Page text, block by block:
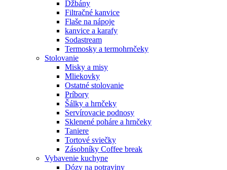
Džbány
Filtračné kanvice
Flaše na nápoje
kanvice a karafy
Sodastream
Termosky a termohrnčeky
Stolovanie
Misky a misy
Mliekovky
Ostatné stolovanie
Príbory
Šálky a hrnčeky
Servírovacie podnosy
Sklenené poháre a hrnčeky
Taniere
Tortové sviečky
Zásobníky Coffee break
Vybavenie kuchyne
Dózy na potraviny